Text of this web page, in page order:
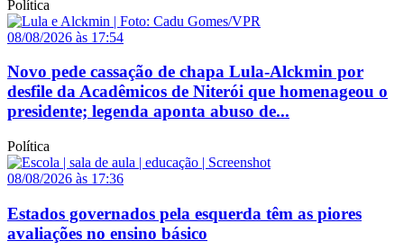
Política
08/08/2026 às 17:54
Novo pede cassação de chapa Lula-Alckmin por
desfile da Acadêmicos de Niterói que homenageou o
presidente; legenda aponta abuso de...
Política
08/08/2026 às 17:36
Estados governados pela esquerda têm as piores
avaliações no ensino básico